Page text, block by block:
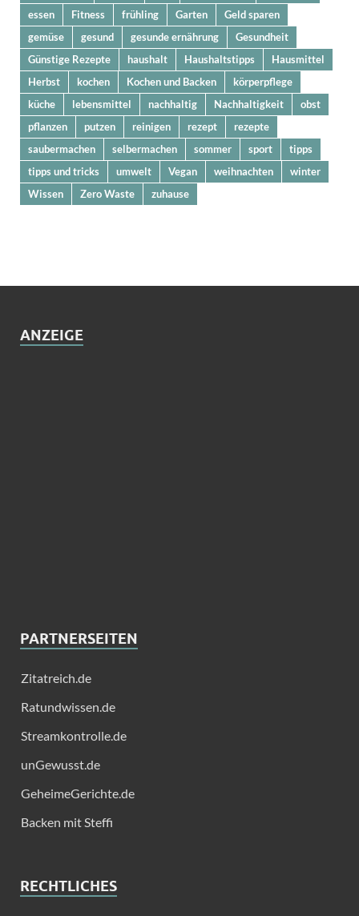
essen
Fitness frühling Garten
Geld sparen
gemüse
gesund gesunde ernährung
Gesundheit
Günstige Rezepte
haushalt Haushaltstipps
Hausmittel
Herbst
kochen Kochen und Backen
körperpflege
küche
lebensmittel nachhaltig Nachhaltigkeit
obst
pflanzen
putzen reinigen rezept
rezepte
saubermachen
selbermachen sommer sport
tipps
tipps und tricks
umwelt Vegan weihnachten
winter
Wissen
Zero Waste zuhause
ANZEIGE
PARTNERSEITEN
Zitatreich.de
Ratundwissen.de
Streamkontrolle.de
unGewusst.de
GeheimeGerichte.de
Backen mit Steffi
RECHTLICHES